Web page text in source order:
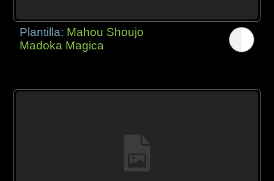
Plantilla: Mahou Shoujo
Madoka Magica